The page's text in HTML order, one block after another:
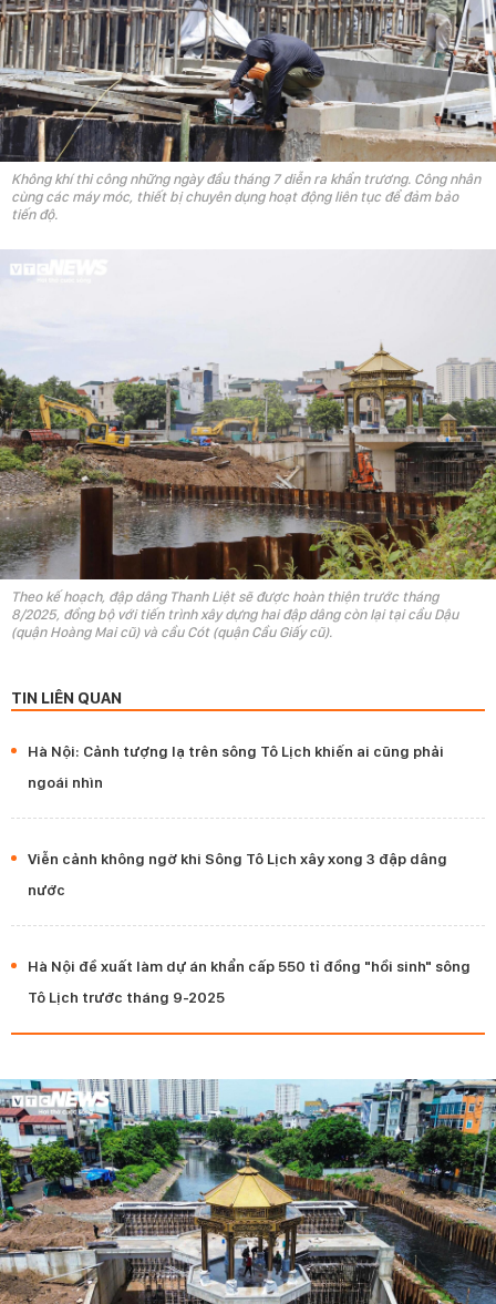
Không khí thi công những ngày đầu tháng 7 diễn ra khẩn trương. Công nhân
cùng các máy móc, thiết bị chuyên dụng hoạt động liên tục để đảm bảo
tiến độ.
Theo kế hoạch, đập dâng Thanh Liệt sẽ được hoàn thiện trước tháng
8/2025, đồng bộ với tiến trình xây dựng hai đập dâng còn lại tại cầu Dậu
(quận Hoàng Mai cũ) và cầu Cót (quận Cầu Giấy cũ).
TIN LIÊN QUAN
Hà Nội: Cảnh tượng lạ trên sông Tô Lịch khiến ai cũng phải
ngoái nhìn
Viễn cảnh không ngờ khi Sông Tô Lịch xây xong 3 đập dâng
nước
Hà Nội đề xuất làm dự án khẩn cấp 550 tỉ đồng "hồi sinh" sông
Tô Lịch trước tháng 9-2025